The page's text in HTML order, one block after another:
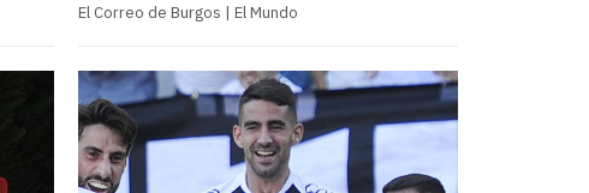
El Correo de Burgos | El Mundo